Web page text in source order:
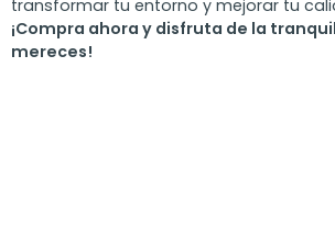
transformar tu entorno y mejorar tu
¡Compra ahora y disfruta de la
mereces!